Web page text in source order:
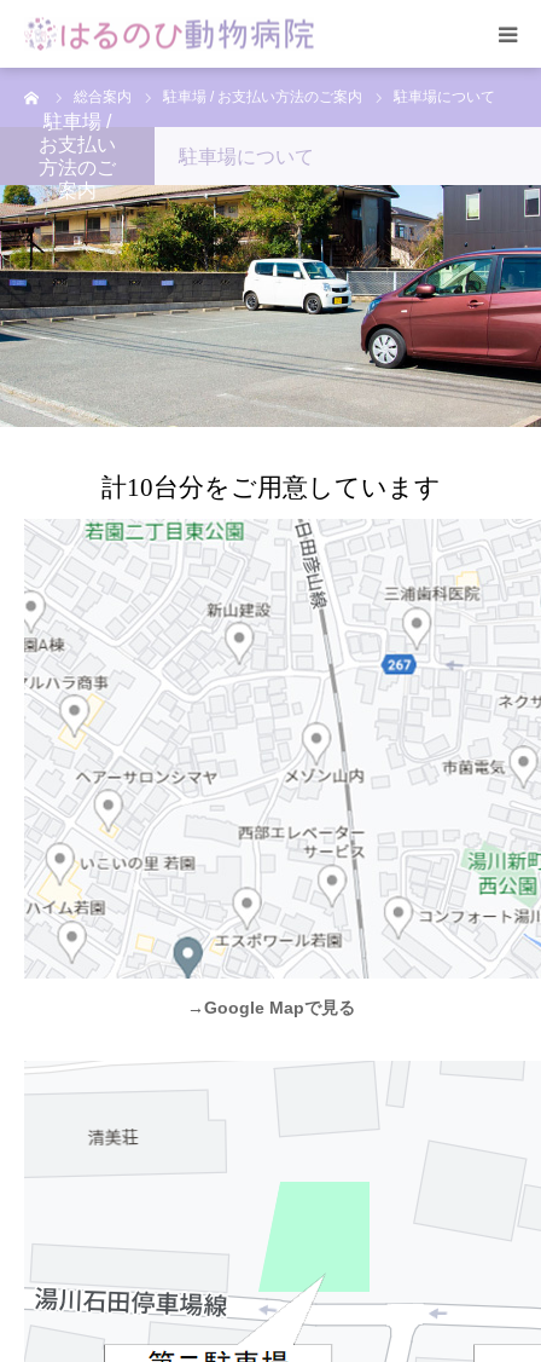
総合案内 駐車場 / お支払い方法のご案内 駐車場について
駐車場 /
お支払い
方法のご
案内
駐車場について
計10台分をご用意しています
→Google Mapで見る
HOME
総合案内
スタッフ紹介
院内の様子
アクセス